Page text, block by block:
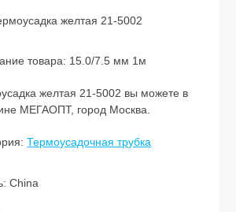
товара: 15.0/7.5 мм 1м
желтая 21-5002 вы можете в
МЕГАОПТ, город Москва.
Термоусадочная трубка
China